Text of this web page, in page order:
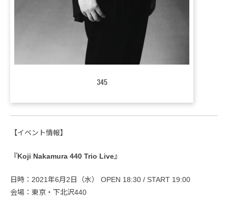
345
【イベント情報】
『Koji Nakamura 440 Trio Live』
日時：2021年6月2日（水） OPEN 18:30 / START 19:00
会場：東京・下北沢440